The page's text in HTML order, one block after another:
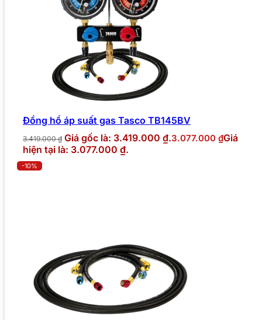
Đồng hồ áp suất gas Tasco TB145BV
3.419.000₫ Giá gốc là: 3.419.000 ₫.3.077.000 ₫Giá
hiện tại là: 3.077.000 ₫.
-10%